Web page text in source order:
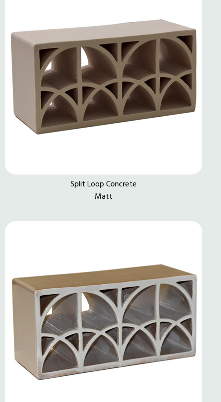
Split Loop Concrete
Matt